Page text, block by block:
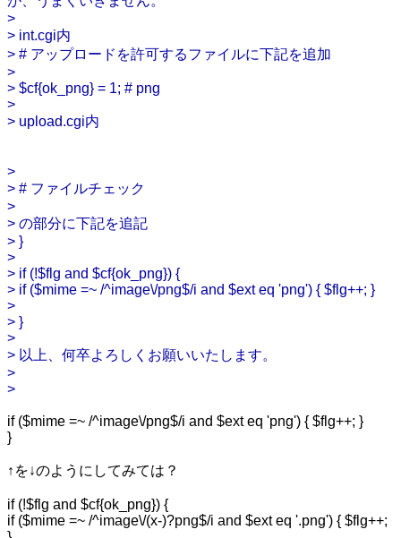
>
> int.cgi内
> # アップロードを許可するファイルに下記を追加
>
> $cf{ok_png} = 1; # png
>
> upload.cgi内
>
> # ファイルチェック
>
> の部分に下記を追記
> }
>
> if (!$flg and $cf{ok_png}) {
> if ($mime =~ /^image\/png$/i and $ext eq 'png') { $flg++; }
>
> }
>
> 以上、何卒よろしくお願いいたします。
>
>
if ($mime =~ /^image\/png$/i and $ext eq 'png') { $flg++; }
}
↑を↓のようにしてみては？
if (!$flg and $cf{ok_png}) {
if ($mime =~ /^image\/(x-)?png$/i and $ext eq '.png') { $flg++;